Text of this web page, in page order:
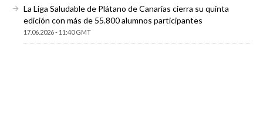
La Liga Saludable de Plátano de Canarias cierra su quinta
edición con más de 55.800 alumnos participantes
17.06.2026 - 11:40 GMT